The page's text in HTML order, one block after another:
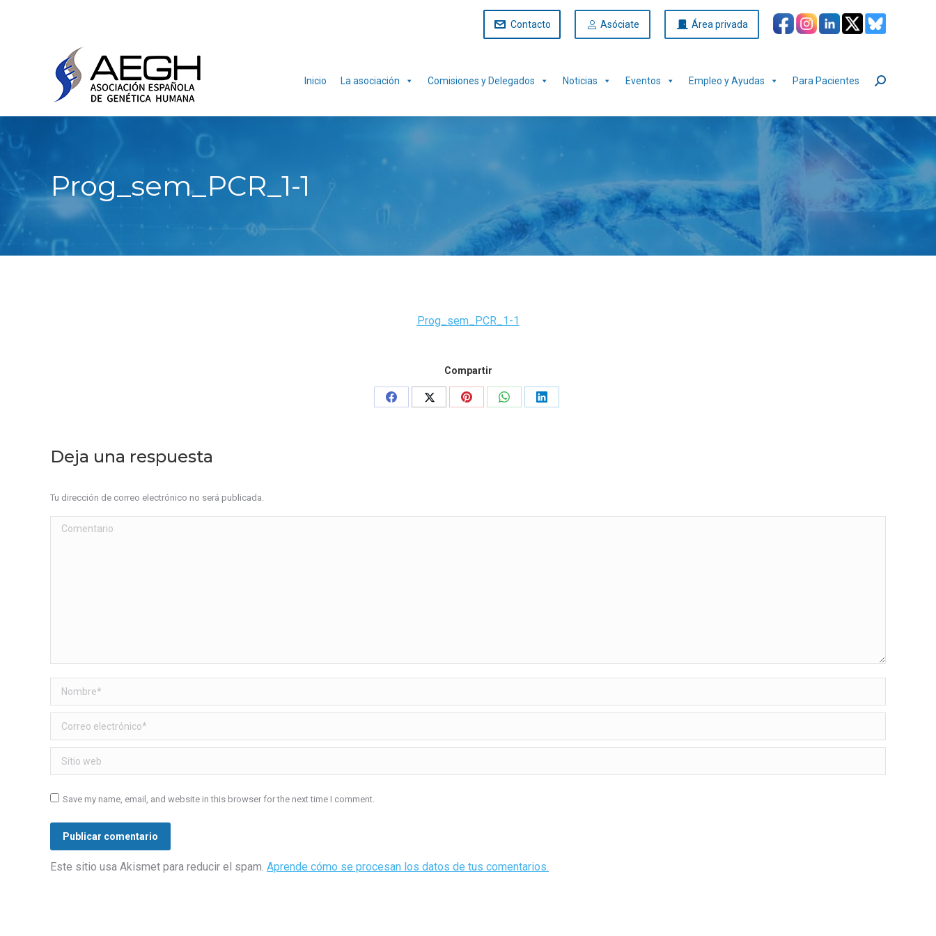
Contacto Asóciate Área privada
Inicio La asociación Comisiones y Delegados Noticias Eventos Empleo y Ayudas Para Pacientes Buscar:
Prog_sem_PCR_1-1
Prog_sem_PCR_1-1
Compartir
Share
Share
Share
Share
Share
Deja una respuesta
Tu dirección de correo electrónico no será publicada.
Comentario
Nombre *
Correo electrónico *
Sitio web
Save my name, email, and website in this browser for the next time I comment.
Publicar comentario
Este sitio usa Akismet para reducir el spam. Aprende cómo se procesan los datos de tus comentarios.